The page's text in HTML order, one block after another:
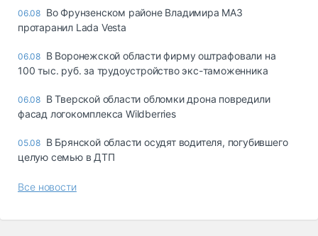
06.08 Во Фрунзенском районе Владимира МАЗ
протаранил Lada Vesta
06.08 В Воронежской области фирму оштрафовали на
100 тыс. руб. за трудоустройство экс-таможенника
06.08 В Тверской области обломки дрона повредили
фасад логокомплекса Wildberries
05.08 В Брянской области осудят водителя, погубившего
целую семью в ДТП
Все новости